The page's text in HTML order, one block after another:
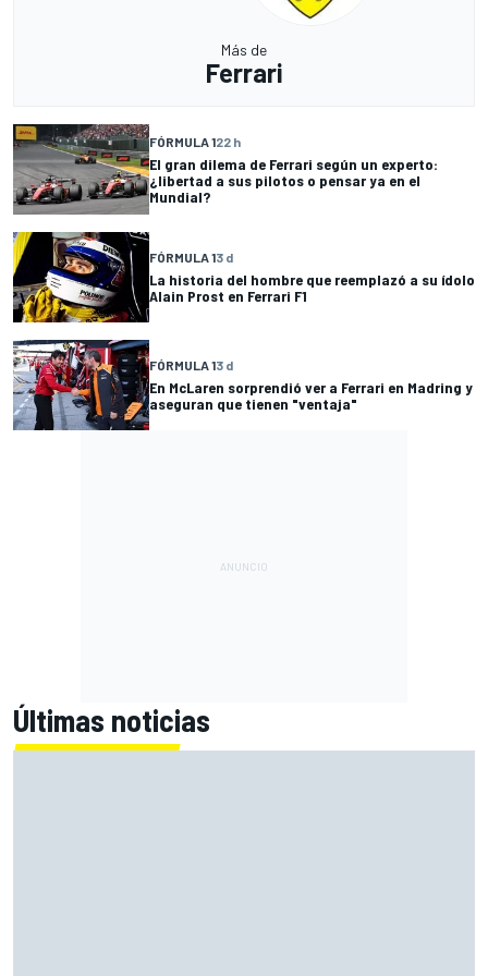
Más de
Ferrari
FÓRMULA 122 h
El gran dilema de Ferrari según un experto:
¿libertad a sus pilotos o pensar ya en el
Mundial?
FÓRMULA 13 d
La historia del hombre que reemplazó a su ídolo
Alain Prost en Ferrari F1
FÓRMULA 13 d
En McLaren sorprendió ver a Ferrari en Madring y
aseguran que tienen "ventaja"
Últimas noticias